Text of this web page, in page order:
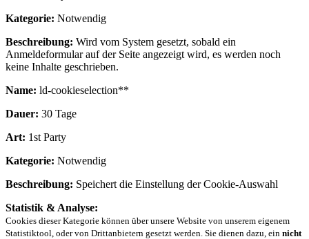
Kategorie: Notwendig
Beschreibung: Wird vom System gesetzt, sobald ein
Anmeldeformular auf der Seite angezeigt wird, es werden noch
keine Inhalte geschrieben.
Name: ld-cookieselection**
Dauer: 30 Tage
Art: 1st Party
Kategorie: Notwendig
Beschreibung: Speichert die Einstellung der Cookie-Auswahl
Statistik & Analyse:
Cookies dieser Kategorie können über unsere Website von unserem eigenem
Statistiktool, oder von Drittanbietern gesetzt werden. Sie dienen dazu, ein nicht